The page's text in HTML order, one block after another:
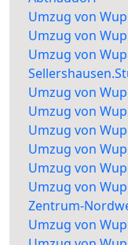
Umzug von
Umzug von
Umzug von
Umzug von
Umzug von
Umzug von
Umzug von
Umzug von
Umzug von
Zentrum-
Umzug von